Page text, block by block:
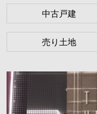
中古戸建
売り土地